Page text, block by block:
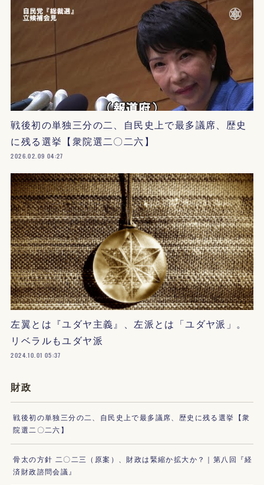
戦後初の単独三分の二、自民史上で最多議席、歴史
に残る選挙【衆院選二〇二六】
2026.02.09 04:27
左翼とは『ユダヤ主義』、左派とは「ユダヤ派」。
リベラルもユダヤ派
2024.10.01 05:37
財政
戦後初の単独三分の二、自民史上で最多議席、歴史に残る選挙【衆
院選二〇二六】
骨太の方針 二〇二三（原案）、財政は緊縮か拡大か？｜第八回『経
済財政諮問会議』